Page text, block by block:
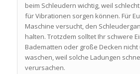
beim Schleudern wichtig, weil
für Vibrationen sorgen können. Für
Maschine versucht, den
halten. Trotzdem solltet Ihr schwere
Badematten oder große Decken
waschen, weil solche Ladungen
verursachen.